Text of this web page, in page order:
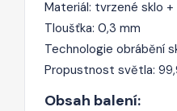
Materiál: tvrzené sklo +
Tloušťka: 0,3 mm
Technologie obrábění
Propustnost světla:
Obsah balení: